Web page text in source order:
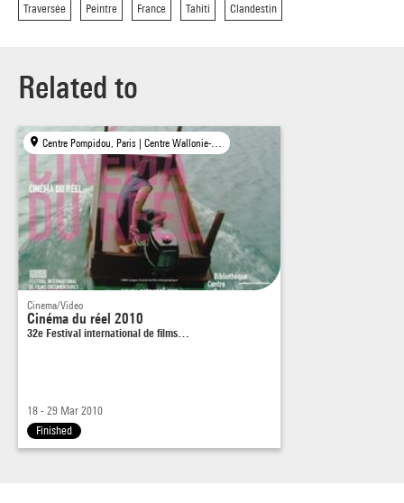
Premiers films
Qu’est-ce qui pousse un jeune homme de 20 ans à quitter sa
pour se mesurer aux éléments ?
What drives a 20-year-old man to leave his family and
country to test himself
against the elements?
Dimanche 21, 19h00, C1 vo/fr
Mercredi 24, 13h30, C2 vo/fr+en + débat
Jeudi 25, 13h00, CWB vo/fr
Traversée Peintre France Tahiti Clandestin
Related to
Cinema/Video
Cinéma du réel 2010
32e Festival international de films…
18 - 29 Mar 2010
Finished